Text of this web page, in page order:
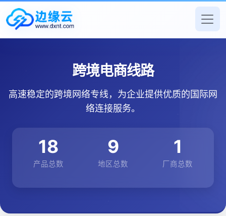
跨境电商线路
高速稳定的跨境网络专线，为企业提供优质的国际网
络连接服务。
18
产品总数
9
地区总数
1
厂商总数